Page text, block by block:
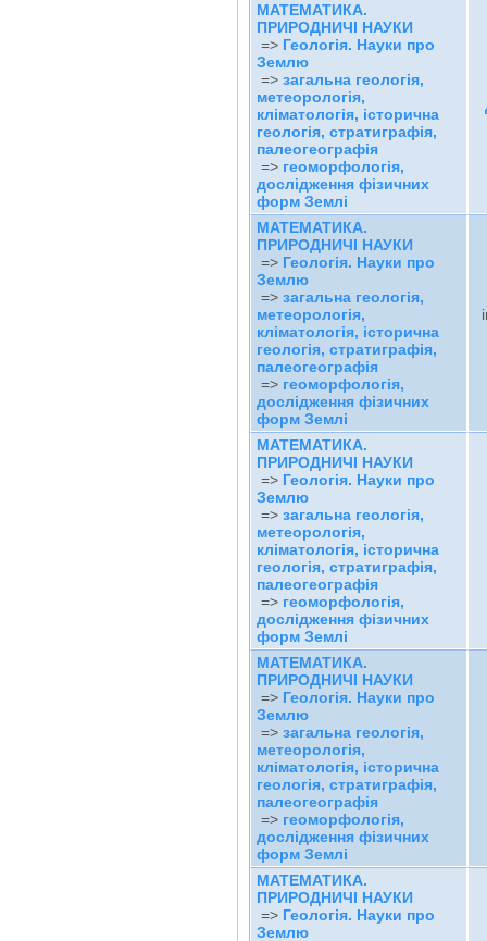
МАТЕМАТИКА.
ПРИРОДНИЧІ НАУКИ
=> Геологія. Науки про
Землю
=> загальна геологія,
метеорологія,
кліматологія, історична
геологія, стратиграфія,
палеогеографія
=> геоморфологія,
дослідження фізичних
форм Землі
МАТЕМАТИКА.
ПРИРОДНИЧІ НАУКИ
=> Геологія. Науки про
Землю
=> загальна геологія,
метеорологія,
кліматологія, історична
геологія, стратиграфія,
палеогеографія
=> геоморфологія,
дослідження фізичних
форм Землі
МАТЕМАТИКА.
ПРИРОДНИЧІ НАУКИ
=> Геологія. Науки про
Землю
=> загальна геологія,
метеорологія,
кліматологія, історична
геологія, стратиграфія,
палеогеографія
=> геоморфологія,
дослідження фізичних
форм Землі
МАТЕМАТИКА.
ПРИРОДНИЧІ НАУКИ
=> Геологія. Науки про
Землю
=> загальна геологія,
метеорологія,
кліматологія, історична
геологія, стратиграфія,
палеогеографія
=> геоморфологія,
дослідження фізичних
форм Землі
МАТЕМАТИКА.
ПРИРОДНИЧІ НАУКИ
=> Геологія. Науки про
Землю